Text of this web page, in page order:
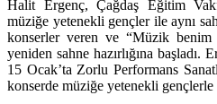
Halit Ergenç, Çağdaş Eğitim
müziğe yetenekli gençler ile aynı
konserler veren ve “Müzik benim
yeniden sahne hazırlığına başladı.
15 Ocak’ta Zorlu Performans
konserde müziğe yetenekli